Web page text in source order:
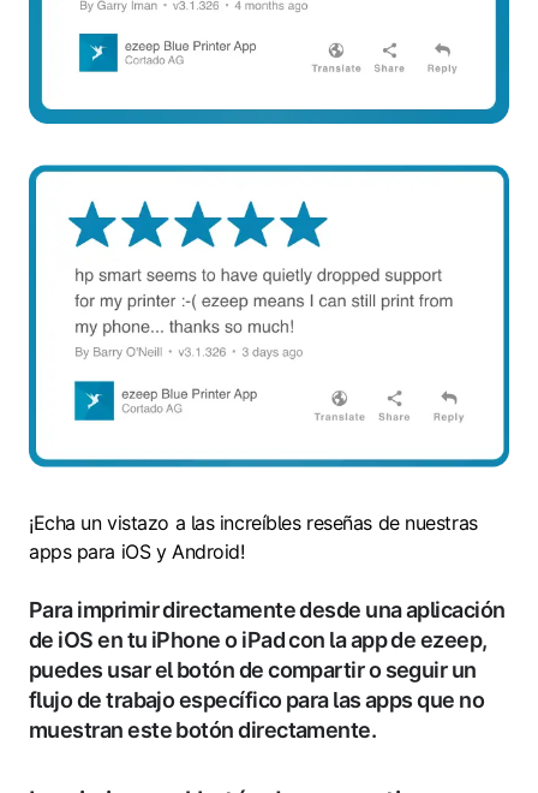
¡Echa un vistazo a las increíbles reseñas de nuestras
apps para iOS y Android!
Para imprimir directamente desde una aplicación
de iOS en tu iPhone o iPad con la app de ezeep,
puedes usar el botón de compartir o seguir un
flujo de trabajo específico para las apps que no
muestran este botón directamente.